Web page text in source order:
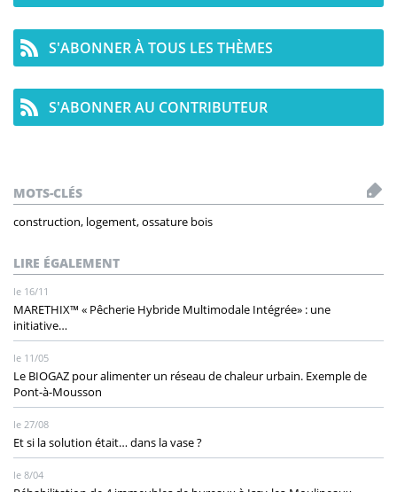
S'ABONNER À TOUS LES THÈMES
S'ABONNER AU CONTRIBUTEUR
MOTS-CLÉS
construction, logement, ossature bois
LIRE ÉGALEMENT
le 16/11
MARETHIX™ « Pêcherie Hybride Multimodale Intégrée» : une
initiative…
le 11/05
Le BIOGAZ pour alimenter un réseau de chaleur urbain. Exemple de
Pont-à-Mousson
le 27/08
Et si la solution était… dans la vase ?
le 8/04